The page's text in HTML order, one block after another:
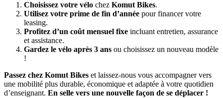
Choisissez votre vélo chez Komut Bikes.
Utilisez votre prime de fin d’année pour financer votre
leasing.
Profitez d’un coût mensuel fixe incluant entretien, assurance
et assistance.
Gardez le vélo après 3 ans ou choisissez un nouveau modèle
!
Passez chez Komut Bikes et laissez-nous vous accompagner vers
une mobilité plus durable, économique et adaptée à votre quotidien
d’enseignant. En selle vers une nouvelle façon de se déplacer !